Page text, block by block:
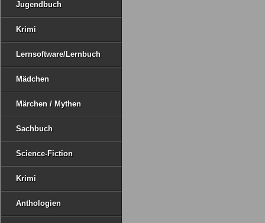
Jugendbuch
Krimi
Lernsoftware/Lernbuch
Mädchen
Märchen / Mythen
Sachbuch
Science-Fiction
Krimi
Anthologien